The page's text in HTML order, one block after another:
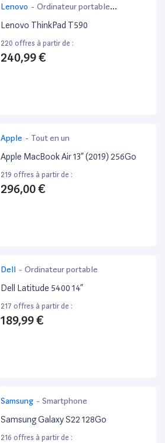
Lenovo - Ordinateur portable
bureautique
Lenovo ThinkPad T590
220 offres à partir de :
240,99 €
Apple - Tout en un
Apple MacBook Air 13” (2019) 256Go
219 offres à partir de :
296,00 €
Dell - Ordinateur portable
Dell Latitude 5400 14”
217 offres à partir de :
189,99 €
Samsung - Smartphone
Samsung Galaxy S22 128Go
216 offres à partir de :